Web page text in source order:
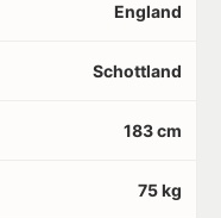
England
Schottland
183 cm
75 kg